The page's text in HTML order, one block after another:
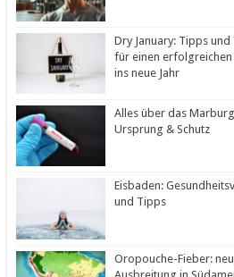
Dry January: Tipps und
für einen erfolgreichen
ins neue Jahr
Alles über das
Ursprung & Schutz
Eisbaden:
und Tipps
Oropouche-Fieber: